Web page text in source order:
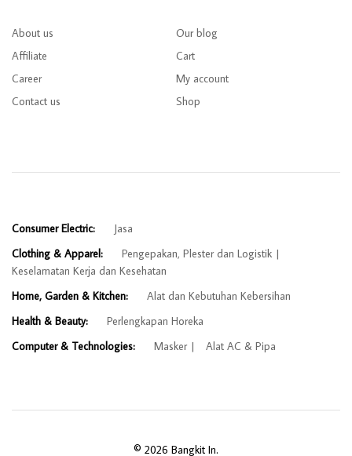
About us
Affiliate
Career
Contact us
Our blog
Cart
My account
Shop
Consumer Electric:
Jasa
Clothing & Apparel:
Pengepakan, Plester dan Logistik
Keselamatan Kerja dan Kesehatan
Home, Garden & Kitchen:
Alat dan Kebutuhan Kebersihan
Health & Beauty:
Perlengkapan Horeka
Computer & Technologies:
Masker Alat AC & Pipa
© 2026 Bangkit In.